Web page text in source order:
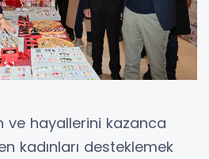
ve hayallerini kazanca
kadınları desteklemek